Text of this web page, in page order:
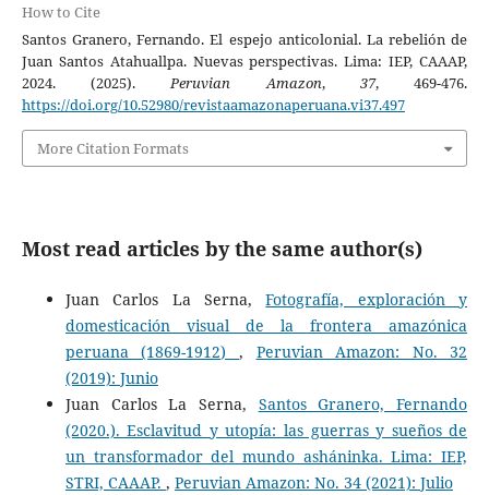
How to Cite
Santos Granero, Fernando. El espejo anticolonial. La rebelión de
Juan Santos Atahuallpa. Nuevas perspectivas. Lima: IEP, CAAAP,
2024. (2025).Peruvian Amazon, 37, 469-476.
https://doi.org/10.52980/revistaamazonaperuana.vi37.497
More Citation Formats
Most read articles by the same author(s)
Juan Carlos La Serna,Fotografía, exploración y
domesticación visual de la frontera amazónica
peruana (1869-1912) , Peruvian Amazon: No. 32
(2019): Junio
Juan Carlos La Serna, Santos Granero, Fernando
(2020.). Esclavitud y utopía: las guerras y sueños de
un transformador del mundo asháninka. Lima: IEP,
STRI, CAAAP. , Peruvian Amazon: No. 34 (2021): Julio